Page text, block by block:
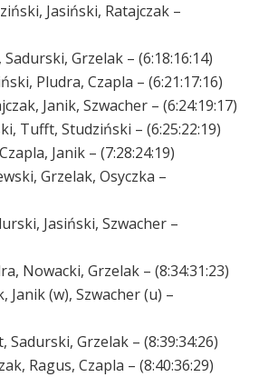
Jasiński, Ratajczak –
Grzelak – (6:18:16:14)
Pludra, Czapla – (6:21:17:16)
Janik, Szwacher – (6:24:19:17)
Tufft, Studziński – (6:25:22:19)
Janik – (7:28:24:19)
Grzelak, Osyczka –
Jasiński, Szwacher –
Nowacki, Grzelak – (8:34:31:23)
Janik (w), Szwacher (u) –
Sadurski, Grzelak – (8:39:34:26)
Ragus, Czapla – (8:40:36:29)